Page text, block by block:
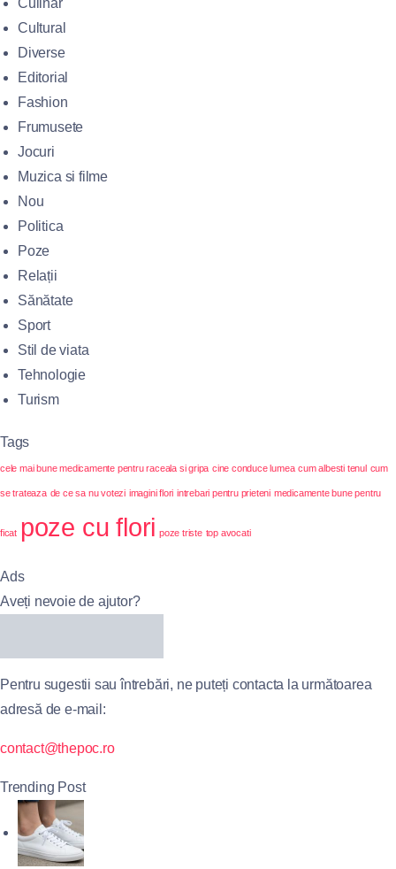
Cultural
Diverse
Editorial
Fashion
Frumusete
Jocuri
Muzica si filme
Nou
Politica
Poze
Relații
Sănătate
Sport
Stil de viata
Tehnologie
Turism
Tags
cele mai bune medicamente pentru raceala si gripa cine conduce lumea cum albesti tenul cum
se trateaza de ce sa nu votezi imagini flori intrebari pentru prieteni medicamente bune pentru
ficat poze cu flori poze triste top avocati
Ads
Aveți nevoie de ajutor?
Pentru sugestii sau întrebări, ne puteți contacta la următoarea
adresă de e-mail:
contact@thepoc.ro
Trending Post